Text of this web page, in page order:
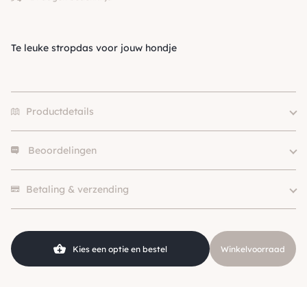
Te leuke stropdas voor jouw hondje
Productdetails
Size
Merk
Croci
Beoordelingen
Betaling & verzending
Kies een optie en bestel Winkelvoorraad